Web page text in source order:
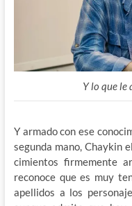
Y lo que le
Y armado con ese
segunda mano, Chaykin
cimientos firmemente
reconoce que es muy
apellidos a los